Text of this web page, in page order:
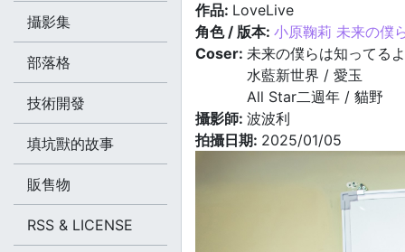
作品: LoveLive
角色 / 版本: 小原鞠莉 未来の僕
Coser: 未来の僕らは知ってる
水藍新世界 / 愛玉
All Star二週年 / 貓野
攝影師: 波波利
拍攝日期: 2025/01/05
攝影集
部落格
技術開發
填坑獸的故事
販售物
RSS & LICENSE